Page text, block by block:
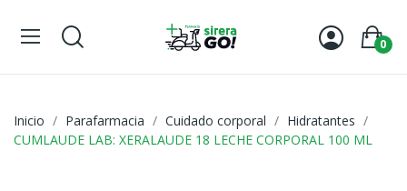
0
Inicio Parafarmacia Cuidado corporal
Hidratantes
CUMLAUDE LAB: XERALAUDE 18 LECHE CORPORAL 100 ML